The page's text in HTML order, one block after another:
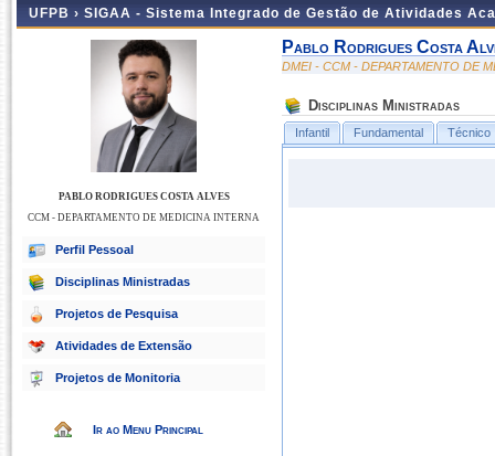
UFPB › SIGAA - Sistema Integrado de Gestão de Atividades
PABLO RODRIGUES COSTA ALVES
CCM - DEPARTAMENTO DE MEDICINA INTERNA
Perfil Pessoal
Disciplinas Ministradas
Projetos de Pesquisa
Atividades de Extensão
Projetos de Monitoria
Ir ao Menu Principal
Pablo Rodrigues Costa
DMEI - CCM - DEPARTAMENTO DE
Disciplinas Ministradas
Infantil Fundamental Técnico